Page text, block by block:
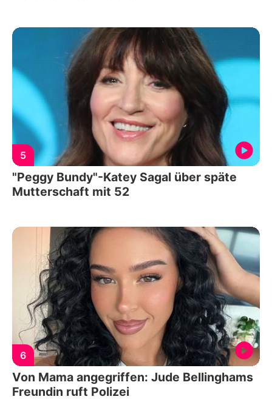
5
"Peggy Bundy"-Katey Sagal über späte
Mutterschaft mit 52
6
Von Mama angegriffen: Jude Bellinghams
Freundin ruft Polizei